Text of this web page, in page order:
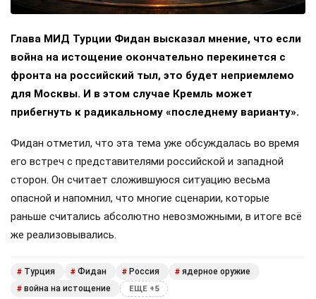
Глава МИД Турции Фидан высказал мнение, что если
война на истощение окончательно перекинется с
фронта на российский тыл, это будет неприемлемо
для Москвы. И в этом случае Кремль может
прибегнуть к радикальному «последнему варианту».
Фидан отметил, что эта тема уже обсуждалась во время
его встреч с представителями российской и западной
сторон. Он считает сложившуюся ситуацию весьма
опасной и напомнил, что многие сценарии, которые
раньше считались абсолютно невозможными, в итоге всё
же реализовывались.
# Турция # Фидан # Россия # ядерное оружие
# война на истощение ЕЩЕ +5